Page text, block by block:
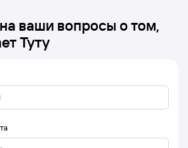
ваши вопросы о том,
Туту